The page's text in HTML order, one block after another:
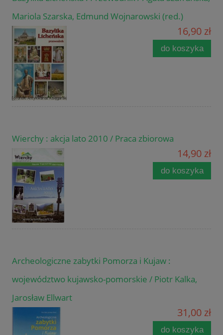
Mariola Szarska, Edmund Wojnarowski (red.)
16,90 zł
do koszyka
Wierchy : akcja lato 2010 / Praca zbiorowa
14,90 zł
do koszyka
Archeologiczne zabytki Pomorza i Kujaw :
województwo kujawsko-pomorskie / Piotr Kalka,
Jarosław Ellwart
31,00 zł
do koszyka